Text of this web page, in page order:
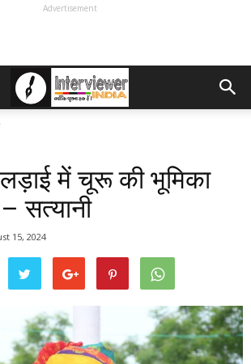
Advertisement
में चूरू की भूमिका
सत्यानी
15, 2024